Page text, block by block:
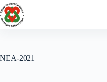
Skip
to
content
NEA-2021